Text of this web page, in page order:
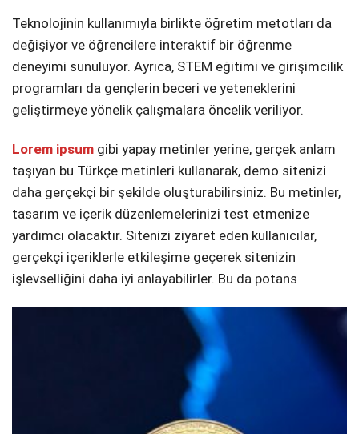
Teknolojinin kullanımıyla birlikte öğretim metotları da
değişiyor ve öğrencilere interaktif bir öğrenme
deneyimi sunuluyor. Ayrıca, STEM eğitimi ve girişimcilik
programları da gençlerin beceri ve yeteneklerini
geliştirmeye yönelik çalışmalara öncelik veriliyor.
Lorem ipsum gibi yapay metinler yerine, gerçek anlam
taşıyan bu Türkçe metinleri kullanarak, demo sitenizi
daha gerçekçi bir şekilde oluşturabilirsiniz. Bu metinler,
tasarım ve içerik düzenlemelerinizi test etmenize
yardımcı olacaktır. Sitenizi ziyaret eden kullanıcılar,
gerçekçi içeriklerle etkileşime geçerek sitenizin
işlevselliğini daha iyi anlayabilirler. Bu da potans